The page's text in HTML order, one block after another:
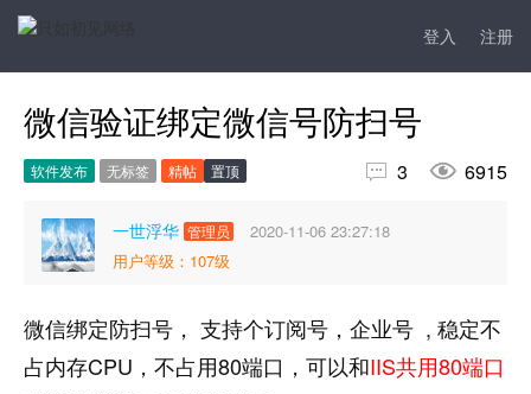
登入 注册
微信验证绑定微信号防扫号
软件发布 无标签 精帖 置顶  3  6915
一世浮华 管理员
2020-11-06 23:27:18
用户等级：107级
微信绑定防扫号， 支持个订阅号，企业号 , 稳定不
占内存CPU，不占用80端口，可以和IIS共用80端口